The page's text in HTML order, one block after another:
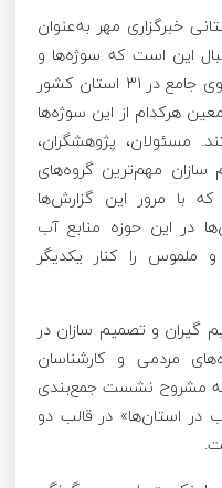
خبرگزاری مهر به‌عنوان
این است که سوژه‌ها و
دغدغه‌های مشترک کشوری را به نحوی جامع در ۳۱ استان کشور
هرکدام از این سوژه‌ها
مسئولان، پژوهشگران،
سازان مهم‌ترین گروه‌های
با مرور این گزارش‌ها
در این حوزه منابع آب
ملموس را کنار یکدیگر
گیران و تصمیم سازان در
مردمی و کارشناسان
مشروح نشست جمع‌بندی
در استان‌ها» در قالب دو